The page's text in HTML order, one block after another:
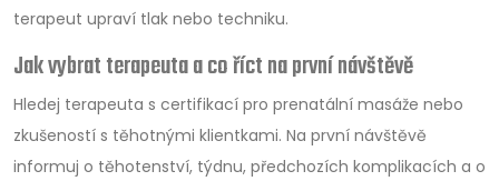
terapeut upraví tlak nebo techniku.
Jak vybrat terapeuta a co říct na první návštěvě
Hledej terapeuta s certifikací pro prenatální masáže nebo
zkušeností s těhotnými klientkami. Na první návštěvě
informuj o těhotenství, týdnu, předchozích komplikacích a o